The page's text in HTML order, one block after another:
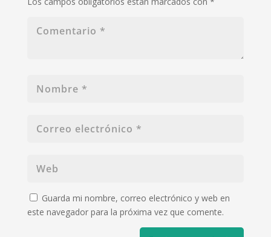
Guarda mi nombre, correo electrónico y web en
este navegador para la próxima vez que comente.